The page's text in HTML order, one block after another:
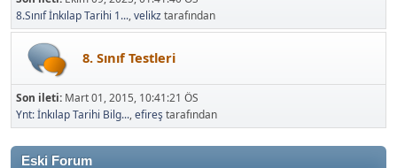
8.Sınıf İnkılap Tarihi 1...,velikztarafından
8. Sınıf Testleri
Son ileti: Mart 01, 2015, 10:41:21 ÖS
Ynt: İnkılap Tarihi Bilg...,efireş tarafından
Eski Forum